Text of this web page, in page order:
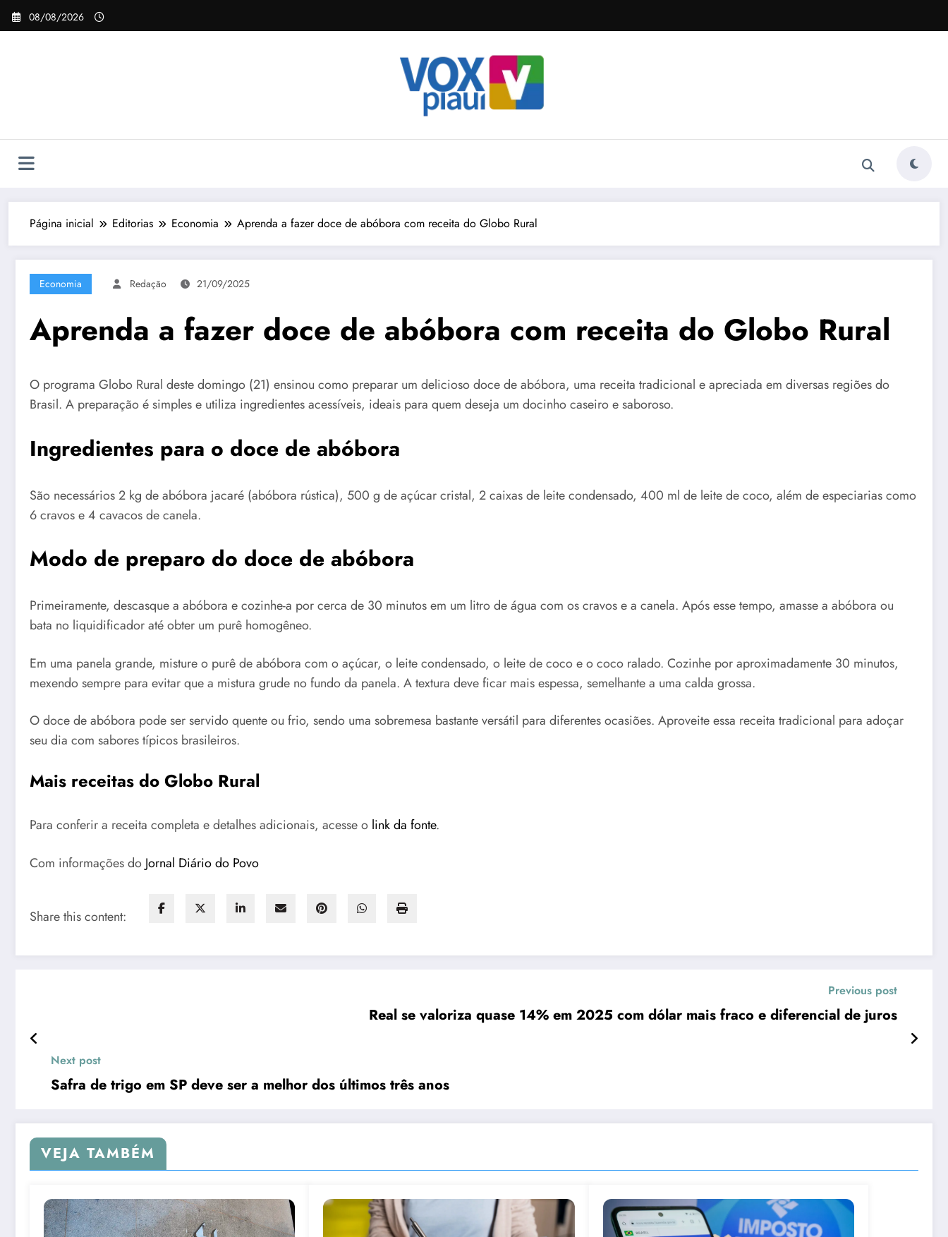
Pular
para
08/08/2026
Página inicial Editorias Economia Aprenda a fazer doce de abóbora com receita do Globo Rural
Economia Redação 21/09/2025
Aprenda a fazer doce de abóbora com receita do Globo Rural
O programa Globo Rural deste domingo (21) ensinou como preparar um delicioso doce de abóbora, uma receita tradicional e apreciada em diversas regiões do
Brasil. A preparação é simples e utiliza ingredientes acessíveis, ideais para quem deseja um docinho caseiro e saboroso.
Ingredientes para o doce de abóbora
São necessários 2 kg de abóbora jacaré (abóbora rústica), 500 g de açúcar cristal, 2 caixas de leite condensado, 400 ml de leite de coco, além de especiarias como
6 cravos e 4 cavacos de canela.
Modo de preparo do doce de abóbora
Primeiramente, descasque a abóbora e cozinhe-a por cerca de 30 minutos em um litro de água com os cravos e a canela. Após esse tempo, amasse a abóbora ou
bata no liquidificador até obter um purê homogêneo.
Em uma panela grande, misture o purê de abóbora com o açúcar, o leite condensado, o leite de coco e o coco ralado. Cozinhe por aproximadamente 30 minutos,
mexendo sempre para evitar que a mistura grude no fundo da panela. A textura deve ficar mais espessa, semelhante a uma calda grossa.
O doce de abóbora pode ser servido quente ou frio, sendo uma sobremesa bastante versátil para diferentes ocasiões. Aproveite essa receita tradicional para adoçar
seu dia com sabores típicos brasileiros.
Mais receitas do Globo Rural
Para conferir a receita completa e detalhes adicionais, acesse o link da fonte.
Com informações do Jornal Diário do Povo
Share this content:
Previous post
Real se valoriza quase 14% em 2025 com dólar mais fraco e diferencial de juros
Next post
Safra de trigo em SP deve ser a melhor dos últimos três anos
VEJA TAMBÉM